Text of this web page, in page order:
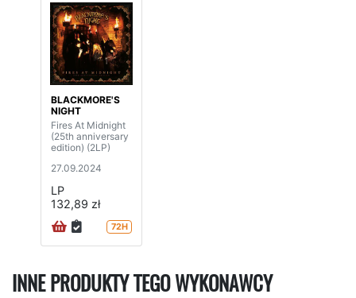
BLACKMORE'S
NIGHT
Fires At Midnight
(25th anniversary
edition) (2LP)
27.09.2024
LP
132,89 zł
72H
INNE PRODUKTY TEGO WYKONAWCY